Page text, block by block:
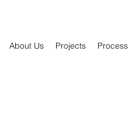
About Us Projects Process